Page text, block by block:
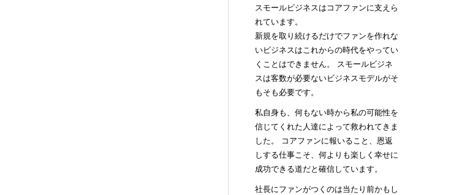
スモールビジネスはコアファンに支えら
れています。
新規を取り続けるだけでファンを作れな
いビジネスはこれからの時代をやってい
くことはできません。 スモールビジネ
スは客数が必要ないビジネスモデルがそ
もそも必要です。
私自身も、何もない時から私の可能性を
信じてくれた人達によって救われてきま
した。 コアファンに報いること、恩返
しする仕事こそ、何よりも楽しく幸せに
成功できる道だと確信しています。
社長にファンがつくのは当たり前かもし